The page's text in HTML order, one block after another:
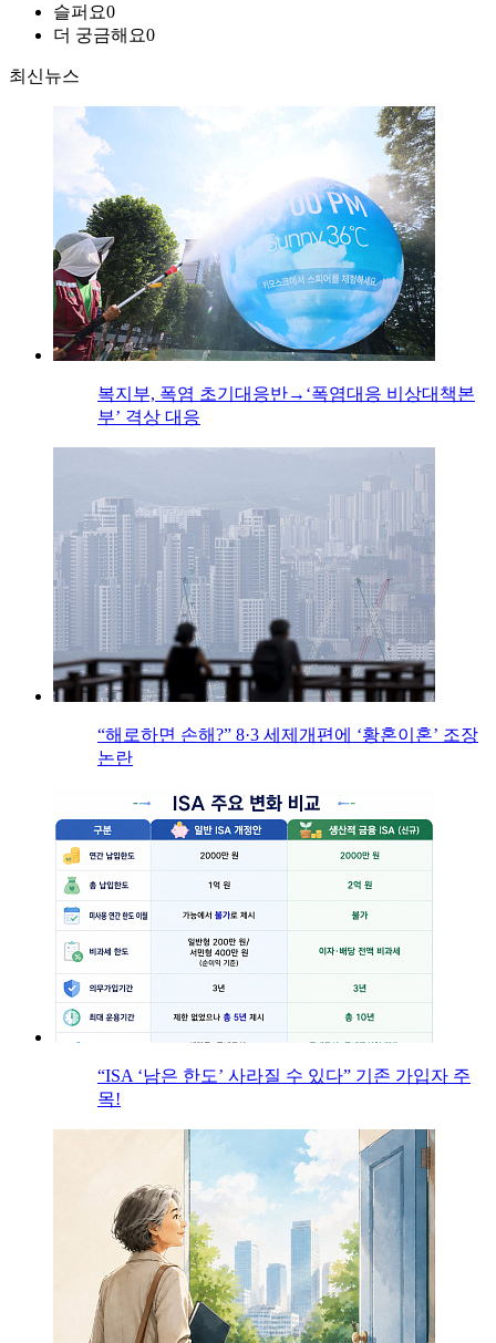
슬퍼요0
더 궁금해요0
최신뉴스
복지부, 폭염 초기대응반→‘폭염대응 비상대책본
부’ 격상 대응
“해로하면 손해?” 8·3 세제개편에 ‘황혼이혼’ 조장
논란
“ISA ‘남은 한도’ 사라질 수 있다” 기존 가입자 주
목!